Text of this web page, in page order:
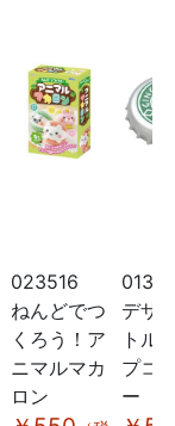
023516
ねんどでつ
くろう！ア
ニマルマカ
ロン
デザ
トル
プコ
ー